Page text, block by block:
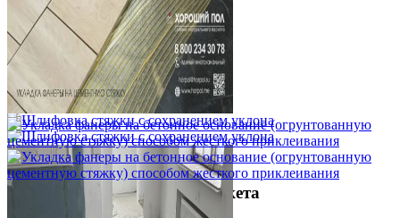
Межслойная шлифовка паркета